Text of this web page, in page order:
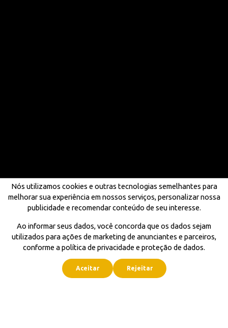
Nós utilizamos cookies e outras tecnologias semelhantes para
melhorar sua experiência em nossos serviços, personalizar nossa
publicidade e recomendar conteúdo de seu interesse.
Ao informar seus dados, você concorda que os dados sejam
utilizados para ações de marketing de anunciantes e parceiros,
conforme a política de privacidade e proteção de dados.
Aceitar Rejeitar